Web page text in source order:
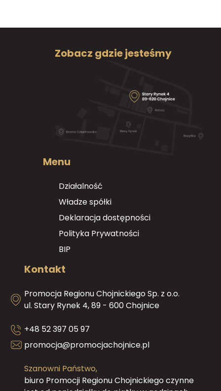
Zobacz gdzie jesteśmy
Menu
Działalność
Władze spółki
Deklaracja dostępności
Polityka Prywatności
BIP
Kontakt
Promocja Regionu Chojnickiego Sp. z o.o.
ul. Stary Rynek 4, 89 - 600 Chojnice
+48 52 397 05 97
promocja@promocjachojnice.pl
Szanowni Państwo,
biuro Promocji Regionu Chojnickiego czynne